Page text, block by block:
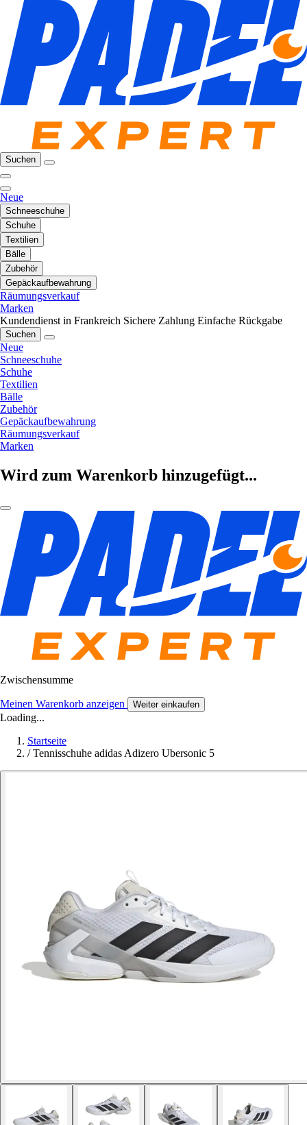
Suchen
Neue
Schneeschuhe
Schuhe
Textilien
Bälle
Zubehör
Gepäckaufbewahrung
Räumungsverkauf
Marken
Kundendienst in Frankreich Sichere Zahlung Einfache Rückgabe
Suchen
Neue
Schneeschuhe
Schuhe
Textilien
Bälle
Zubehör
Gepäckaufbewahrung
Räumungsverkauf
Marken
Wird zum Warenkorb hinzugefügt...
Zwischensumme
Meinen Warenkorb anzeigen Weiter einkaufen
Loading...
Startseite
/ Tennisschuhe adidas Adizero Ubersonic 5